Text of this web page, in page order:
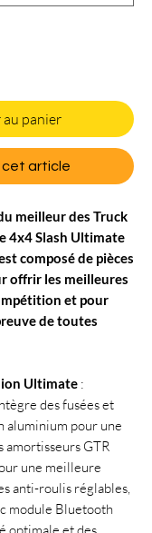
panier
article
meilleur des Truck
4x4 Slash Ultimate
composé de pièces
offrir les meilleures
et pour
de toutes
Ultimate :
des fusées et
aluminium pour une
amortisseurs GTR
une meilleure
anti-roulis réglables,
module Bluetooth
optimale et des